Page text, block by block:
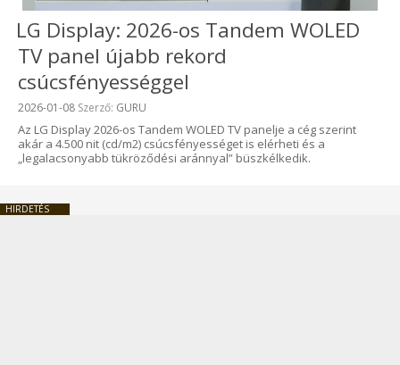
LG Display: 2026-os Tandem WOLED
TV panel újabb rekord
csúcsfényességgel
Beküldve:
2026-01-08 Szerző: GURU
Az LG Display 2026-os Tandem WOLED TV panelje a cég szerint
akár a 4.500 nit (cd/m2) csúcsfényességet is elérheti és a
„legalacsonyabb tükröződési aránnyal” büszkélkedik.
HIRDETÉS